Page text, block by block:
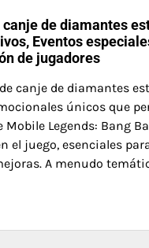
canje de diamantes
Eventos
de jugadores
canje de diamantes
únicos que
Mobile Legends: Bang
el juego, esenciales
A menudo